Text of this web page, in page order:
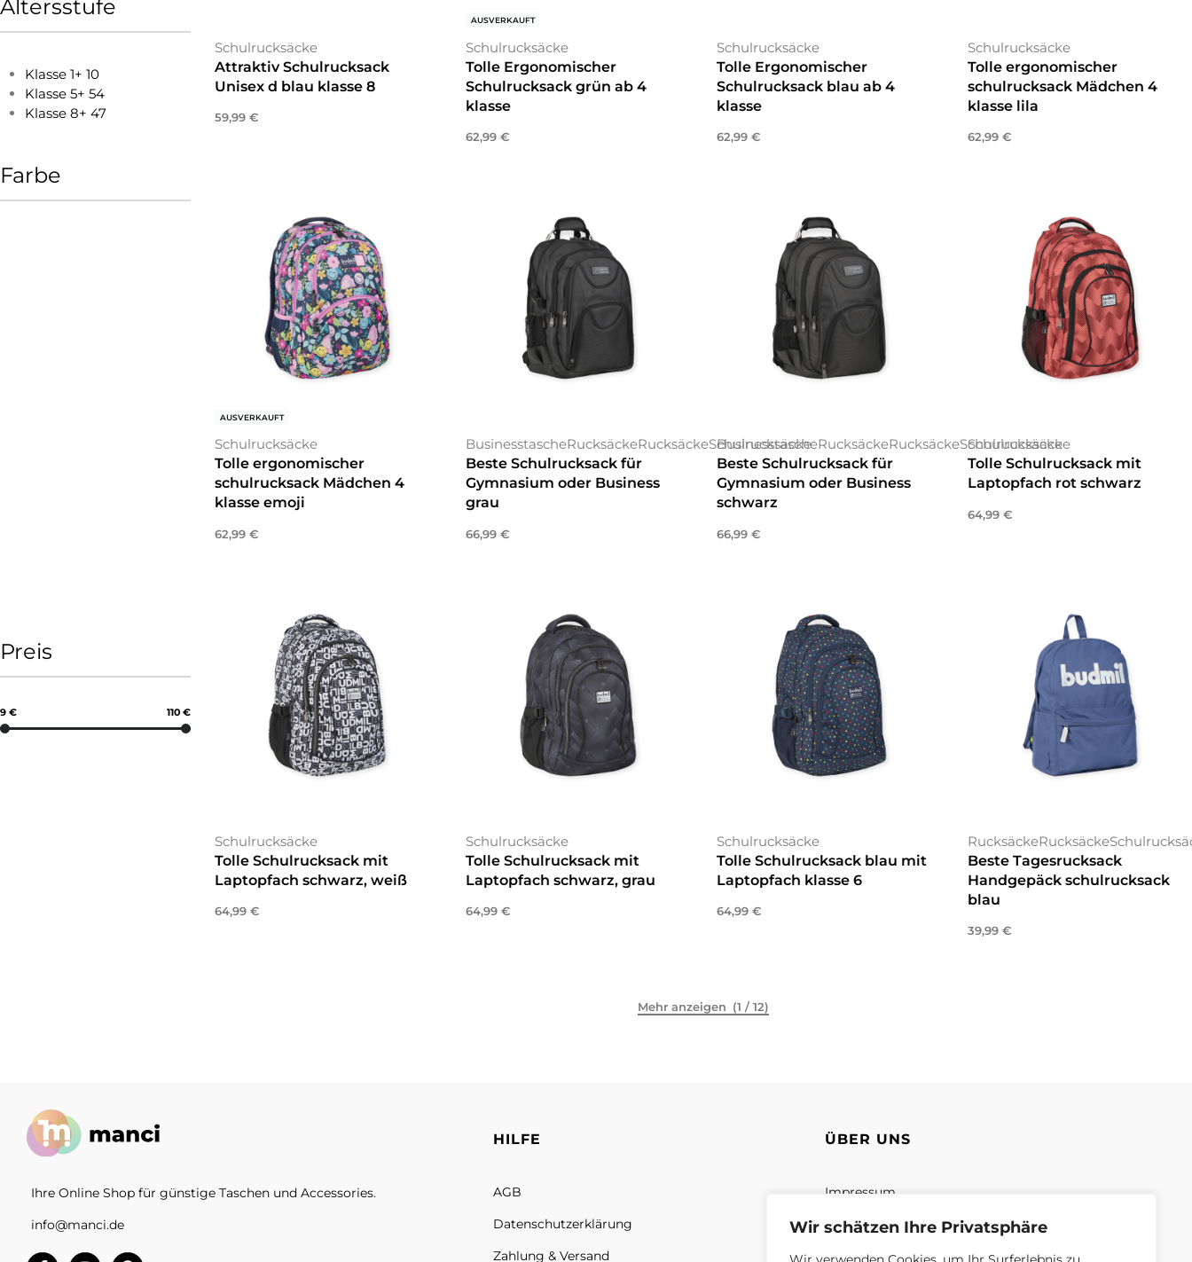
Wir schätzen Ihre Privatsphäre
Altersstufe
Klasse 1+ 10
Klasse 5+ 54
Klasse 8+ 47
Farbe
Preis
9 € 110 €
Schulrucksäcke
Attraktiv Schulrucksack
Unisex d blau klasse 8
59,99 €
AUSVERKAUFT
Schulrucksäcke
Tolle Ergonomischer
Schulrucksack grün ab 4
klasse
62,99 €
Schulrucksäcke
Tolle Ergonomischer
Schulrucksack blau ab 4
klasse
62,99 €
Schulrucksäcke
Tolle ergonomischer
schulrucksack Mädchen 4
klasse lila
62,99 €
AUSVERKAUFT
Schulrucksäcke
Tolle ergonomischer
schulrucksack Mädchen 4
klasse emoji
62,99 €
BusinesstascheRucksäckeRucksäckeSchulrucksäcke
Beste Schulrucksack für
Gymnasium oder Business
grau
66,99 €
BusinesstascheRucksäckeRucksäckeSchulrucksäcke
Beste Schulrucksack für
Gymnasium oder Business
schwarz
66,99 €
Schulrucksäcke
Tolle Schulrucksack mit
Laptopfach rot schwarz
64,99 €
Schulrucksäcke
Tolle Schulrucksack mit
Laptopfach schwarz, weiß
64,99 €
Schulrucksäcke
Tolle Schulrucksack mit
Laptopfach schwarz, grau
64,99 €
Schulrucksäcke
Tolle Schulrucksack blau mit
Laptopfach klasse 6
64,99 €
RucksäckeRucksäcke
Beste Tagesrucksack
Handgepäck schulrucksack
blau
39,99 €
(1 / 12)
Ihre Online Shop für günstige Taschen und Accessories.
info@manci.de
HILFE
AGB
Datenschutz­erklärung
Zahlung & Versand
ÜBER UNS
Impressum
Unsere Mission
Unsere Geschäft